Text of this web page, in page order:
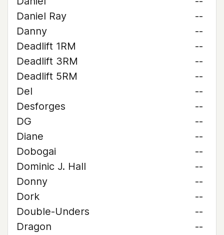
Daniel Ray
--
Danny
--
Deadlift 1RM
--
Deadlift 3RM
--
Deadlift 5RM
--
Del
--
Desforges
--
DG
--
Diane
--
Dobogai
--
Dominic J. Hall
--
Donny
--
Dork
--
Double-Unders
--
Dragon
--